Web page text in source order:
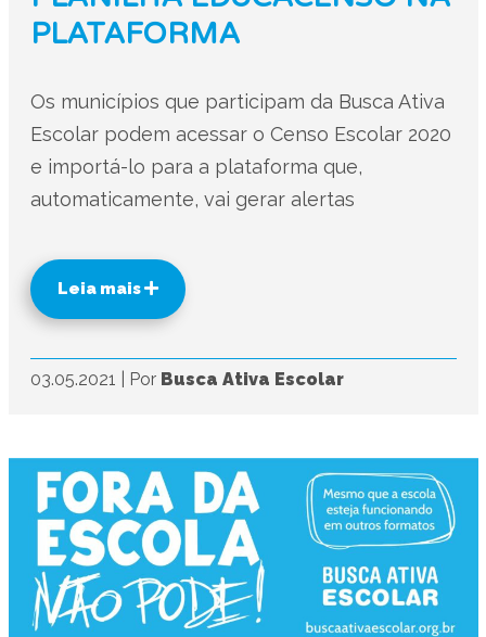
PLATAFORMA
Os municípios que participam da Busca Ativa
Escolar podem acessar o Censo Escolar 2020
e importá-lo para a plataforma que,
automaticamente, vai gerar alertas
Leia mais
03.05.2021 Por Busca Ativa Escolar